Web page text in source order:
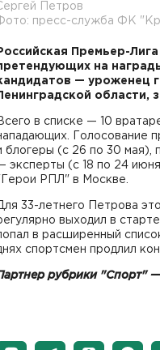
Петров
пресс-служба ФК
Премьер-
на
— уроженец
области,
в списке — 10
Голосование
блогеры (с 26 по 30 мая),
эксперты (с 18 по 24
РПЛ" в Москве.
33-летнего Петрова
выходил в
в расширенный
спортсмен продлил
рубрики